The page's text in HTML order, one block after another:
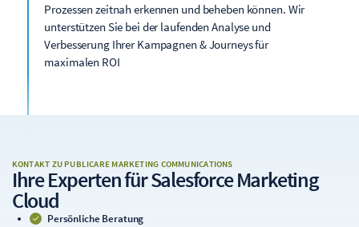
Prozessen zeitnah erkennen und beheben können. Wir
unterstützen Sie bei der laufenden Analyse und
Verbesserung Ihrer Kampagnen & Journeys für
maximalen ROI
KONTAKT ZU PUBLICARE MARKETING COMMUNICATIONS
Ihre Expertenfür Salesforce Marketing
Cloud
Persönliche Beratung